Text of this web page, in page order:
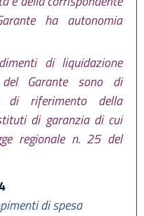
ha autonomia
di liquidazione
Garante sono di
di riferimento della
di garanzia di cui
regionale n. 25 del
di spesa